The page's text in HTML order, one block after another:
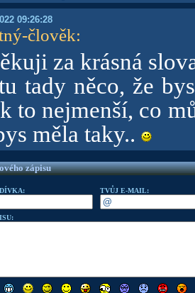
09:26:28
člověk:
za krásná
tady něco, že
to nejmenší, co
měla taky..
zápisu
TVŮJ E-MAIL: